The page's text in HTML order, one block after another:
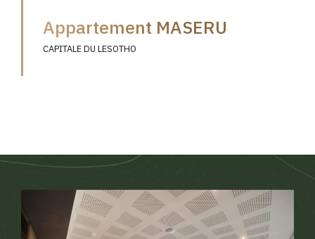
Appartement MASERU
CAPITALE DU LESOTHO